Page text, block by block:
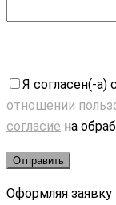
Я согласен(-а) с
отношении
согласие на
Оформляя